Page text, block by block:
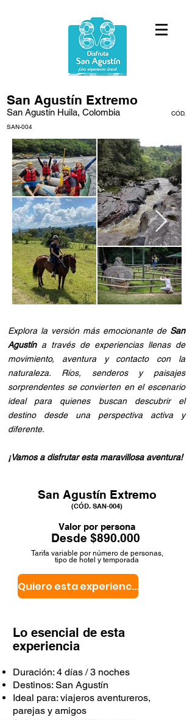
San Agustín Extremo
San Agustín Huila, Colombia
CÓD.
SAN-004
Explora la versión más emocionante deSan
Agustín a través de experiencias llenas de
movimiento, aventura y contacto con la
naturaleza. Ríos, senderos y paisajes
sorprendentes se convierten en el escenario
ideal para quienes buscan descubrir el
destino desde una perspectiva activa y
diferente.
¡Vamos a disfrutar esta maravillosa aventura!
San Agustín Extremo
(CÓD. SAN-004)
Valor por persona
Desde $890.000
Tarifa variable por número de personas,
tipo de hotel y temporada
Quiero esta experiencia
Lo esencial de esta
experiencia
Duración: 4 días / 3 noches
Destinos: San Agustín
Ideal para: viajeros aventureros,
parejas y amigos